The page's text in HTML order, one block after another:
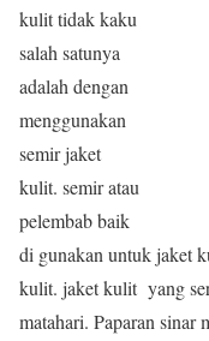
kulit tidak kaku
salah satunya
adalah dengan
menggunakan
semir jaket
kulit. semir atau
pelembab baik
di gunakan untuk jaket
kulit. jaket kulit yang
matahari. Paparan sinar